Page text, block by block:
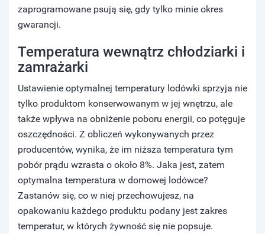
zaprogramowane psują się, gdy tylko minie okres
gwarancji.
Temperatura wewnątrz chłodziarki i
zamrażarki
Ustawienie optymalnej temperatury lodówki sprzyja nie
tylko produktom konserwowanym w jej wnętrzu, ale
także wpływa na obniżenie poboru energii, co potęguje
oszczędności. Z obliczeń wykonywanych przez
producentów, wynika, że im niższa temperatura tym
pobór prądu wzrasta o około 8%. Jaka jest, zatem
optymalna temperatura w domowej lodówce?
Zastanów się, co w niej przechowujesz, na
opakowaniu każdego produktu podany jest zakres
temperatur, w których żywność się nie popsuje.